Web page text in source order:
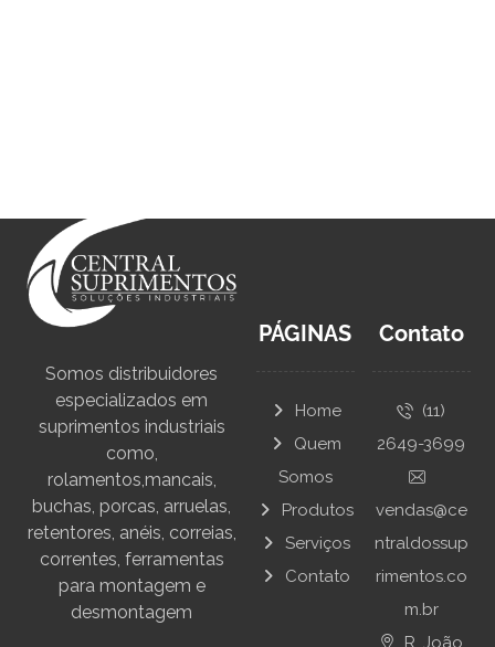
Somos distribuidores
especializados em
suprimentos industriais
como,
rolamentos,mancais,
buchas, porcas, arruelas,
retentores, anéis, correias,
correntes, ferramentas
para montagem e
desmontagem
PÁGINAS
Home
Quem
Somos
Produtos
Serviços
Contato
Contato
(11)
2649-3699
vendas@ce
ntraldossup
rimentos.co
m.br
R. João